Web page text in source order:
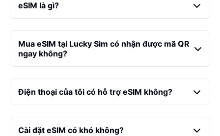
eSIM là gì?
Mua eSIM tại Lucky Sim có nhận được mã QR
ngay không?
Điện thoại của tôi có hỗ trợ eSIM không?
Cài đặt eSIM có khó không?